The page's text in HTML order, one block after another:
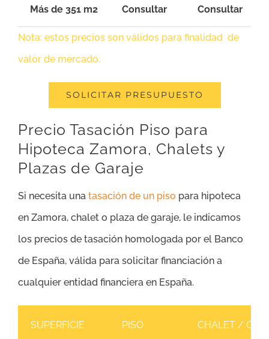
Más de 351 m2 Consultar Consultar
Nota: estos precios son válidos para finalidad de
valor de mercado.
SOLICITAR PRESUPUESTO
Precio Tasación Piso para
Hipoteca Zamora, Chalets y
Plazas de Garaje
Si necesita una tasación de un piso para hipoteca
en Zamora, chalet o plaza de garaje, le indicamos
los precios de tasación homologada por el Banco
de España, válida para solicitar financiación a
cualquier entidad financiera en España.
SUPERFICIE PISO CHALET /